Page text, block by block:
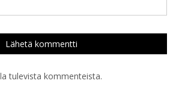
tulevista kommenteista.